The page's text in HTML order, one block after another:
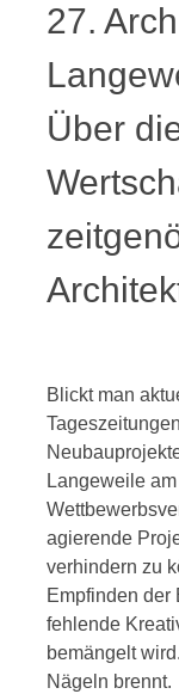
27.
Über
Blickt man
Langeweile
agierende
verhindern zu
Empfinden der
fehlende
bemängelt
Nägeln brennt.